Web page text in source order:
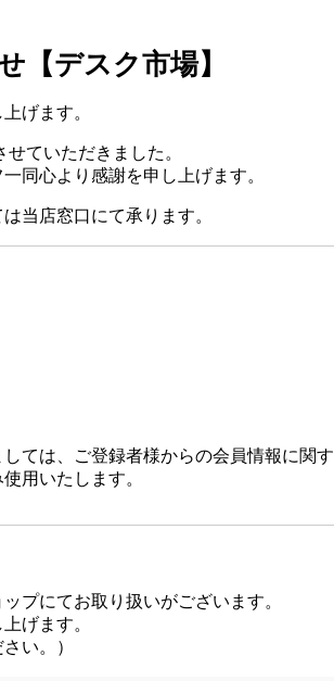
【デスク市場】
げます。
ていただきました。
同心より感謝を申し上げます。
当店窓口にて承ります。
ては、ご登録者様からの会員情報に関す
用いたします。
プにてお取り扱いがございます。
げます。
い。）